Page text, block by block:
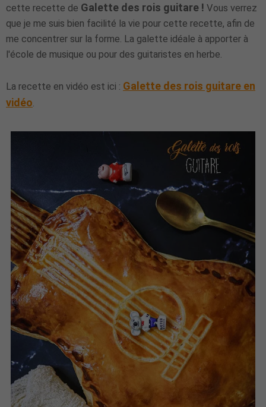
cette recette de Galette des rois guitare ! Vous verrez
que je me suis bien facilité la vie pour cette recette, afin de
me concentrer sur la forme. La galette idéale à apporter à
l'école de musique ou pour des guitaristes en herbe.
La recette en vidéo est ici : Galette des rois guitare en
vidéo